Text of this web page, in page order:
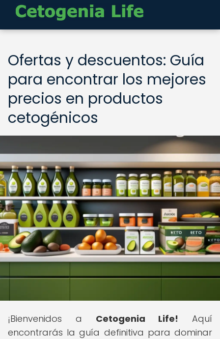
Ofertas y descuentos: Guía
para encontrar los mejores
precios en productos
cetogénicos
¡Bienvenidos a Cetogenia Life! Aquí
encontrarás la guía definitiva para dominar